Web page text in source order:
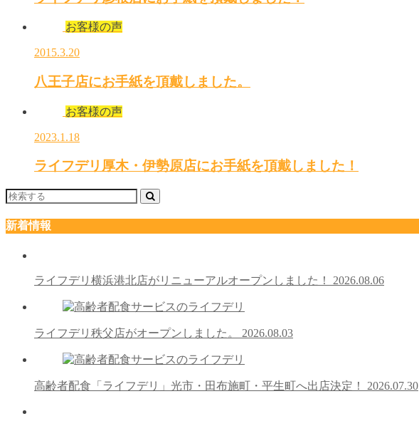
お客様の声
2015.3.20
八王子店にお手紙を頂戴しました。
お客様の声
2023.1.18
ライフデリ厚木・伊勢原店にお手紙を頂戴しました！
新着情報
ライフデリ横浜港北店がリニューアルオープンしました！ 2026.08.06
ライフデリ秩父店がオープンしました。 2026.08.03
高齢者配食「ライフデリ」光市・田布施町・平生町へ出店決定！ 2026.07.30